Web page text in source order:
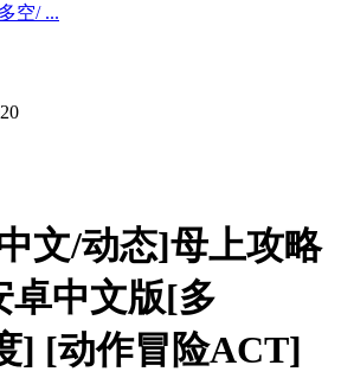
空/ ...
文/动态]母上攻略
卓中文版[多
] [动作冒险ACT]